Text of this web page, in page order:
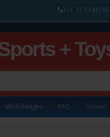
+31 72-5743193
+
Winkelwagen FAQ Contact